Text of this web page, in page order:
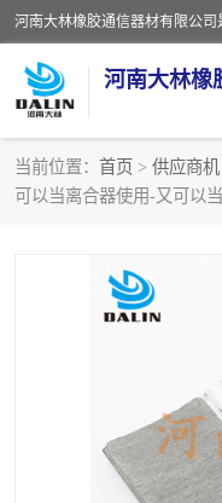
河南大林橡
当前位置： 首页 > 供应商机
可以当离合器使用-又可以
推盘离合器
VC离合器
PO隔膜离合器
DY隔膜式离合器